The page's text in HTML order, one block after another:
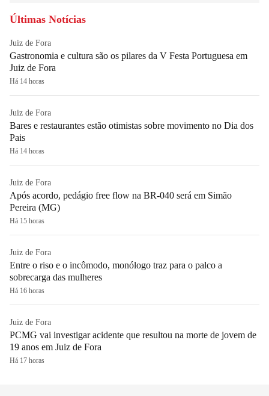
Últimas Notícias
Juiz de Fora
Gastronomia e cultura são os pilares da V Festa Portuguesa em
Juiz de Fora
Há 14 horas
Juiz de Fora
Bares e restaurantes estão otimistas sobre movimento no Dia dos
Pais
Há 14 horas
Juiz de Fora
Após acordo, pedágio free flow na BR-040 será em Simão
Pereira (MG)
Há 15 horas
Juiz de Fora
Entre o riso e o incômodo, monólogo traz para o palco a
sobrecarga das mulheres
Há 16 horas
Juiz de Fora
PCMG vai investigar acidente que resultou na morte de jovem de
19 anos em Juiz de Fora
Há 17 horas